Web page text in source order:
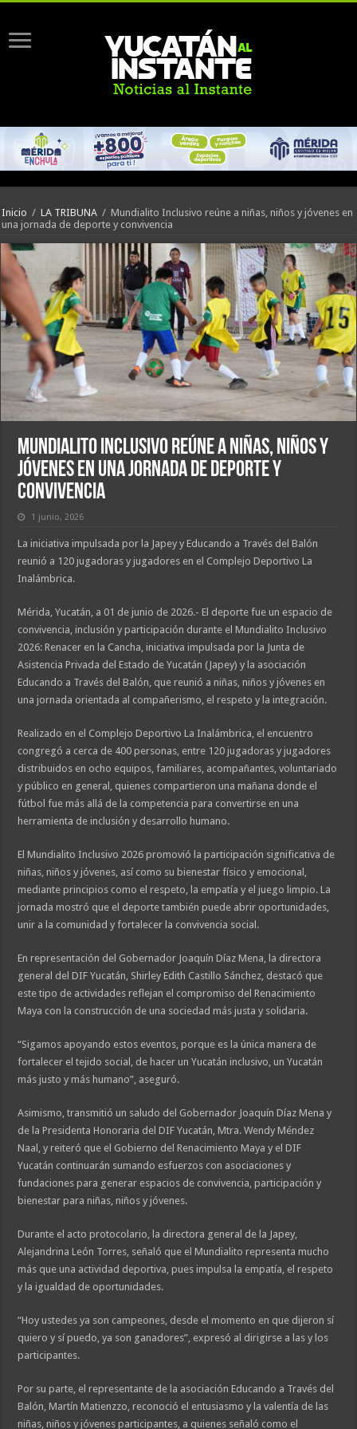
Inicio / LA TRIBUNA / Mundialito Inclusivo reúne a niñas, niños y jóvenes en
una jornada de deporte y convivencia
Mundialito Inclusivo reúne a niñas, niños y
jóvenes en una jornada de deporte y
convivencia
1 junio, 2026
La iniciativa impulsada por la Japey y Educando a Través del Balón
reunió a 120 jugadoras y jugadores en el Complejo Deportivo La
Inalámbrica.
Mérida, Yucatán, a 01 de junio de 2026.- El deporte fue un espacio de
convivencia, inclusión y participación durante el Mundialito Inclusivo
2026: Renacer en la Cancha, iniciativa impulsada por la Junta de
Asistencia Privada del Estado de Yucatán (Japey) y la asociación
Educando a Través del Balón, que reunió a niñas, niños y jóvenes en
una jornada orientada al compañerismo, el respeto y la integración.
Realizado en el Complejo Deportivo La Inalámbrica, el encuentro
congregó a cerca de 400 personas, entre 120 jugadoras y jugadores
distribuidos en ocho equipos, familiares, acompañantes, voluntariado
y público en general, quienes compartieron una mañana donde el
fútbol fue más allá de la competencia para convertirse en una
herramienta de inclusión y desarrollo humano.
El Mundialito Inclusivo 2026 promovió la participación significativa de
niñas, niños y jóvenes, así como su bienestar físico y emocional,
mediante principios como el respeto, la empatía y el juego limpio. La
jornada mostró que el deporte también puede abrir oportunidades,
unir a la comunidad y fortalecer la convivencia social.
En representación del Gobernador Joaquín Díaz Mena, la directora
general del DIF Yucatán, Shirley Edith Castillo Sánchez, destacó que
este tipo de actividades reflejan el compromiso del Renacimiento
Maya con la construcción de una sociedad más justa y solidaria.
“Sigamos apoyando estos eventos, porque es la única manera de
fortalecer el tejido social, de hacer un Yucatán inclusivo, un Yucatán
más justo y más humano”, aseguró.
Asimismo, transmitió un saludo del Gobernador Joaquín Díaz Mena y
de la Presidenta Honoraria del DIF Yucatán, Mtra. Wendy Méndez
Naal, y reiteró que el Gobierno del Renacimiento Maya y el DIF
Yucatán continuarán sumando esfuerzos con asociaciones y
fundaciones para generar espacios de convivencia, participación y
bienestar para niñas, niños y jóvenes.
Durante el acto protocolario, la directora general de la Japey,
Alejandrina León Torres, señaló que el Mundialito representa mucho
más que una actividad deportiva, pues impulsa la empatía, el respeto
y la igualdad de oportunidades.
“Hoy ustedes ya son campeones, desde el momento en que dijeron sí
quiero y sí puedo, ya son ganadores”, expresó al dirigirse a las y los
participantes.
Por su parte, el representante de la asociación Educando a Través del
Balón, Martín Matienzzo, reconoció el entusiasmo y la valentía de las
niñas, niños y jóvenes participantes, a quienes señaló como el